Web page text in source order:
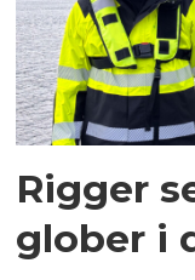
Rigger
glober i